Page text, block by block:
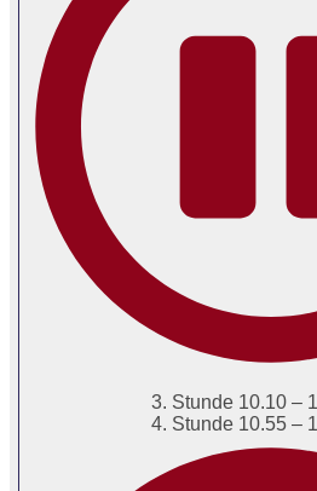
3. Stunde 10.10 –
4. Stunde 10.55 –